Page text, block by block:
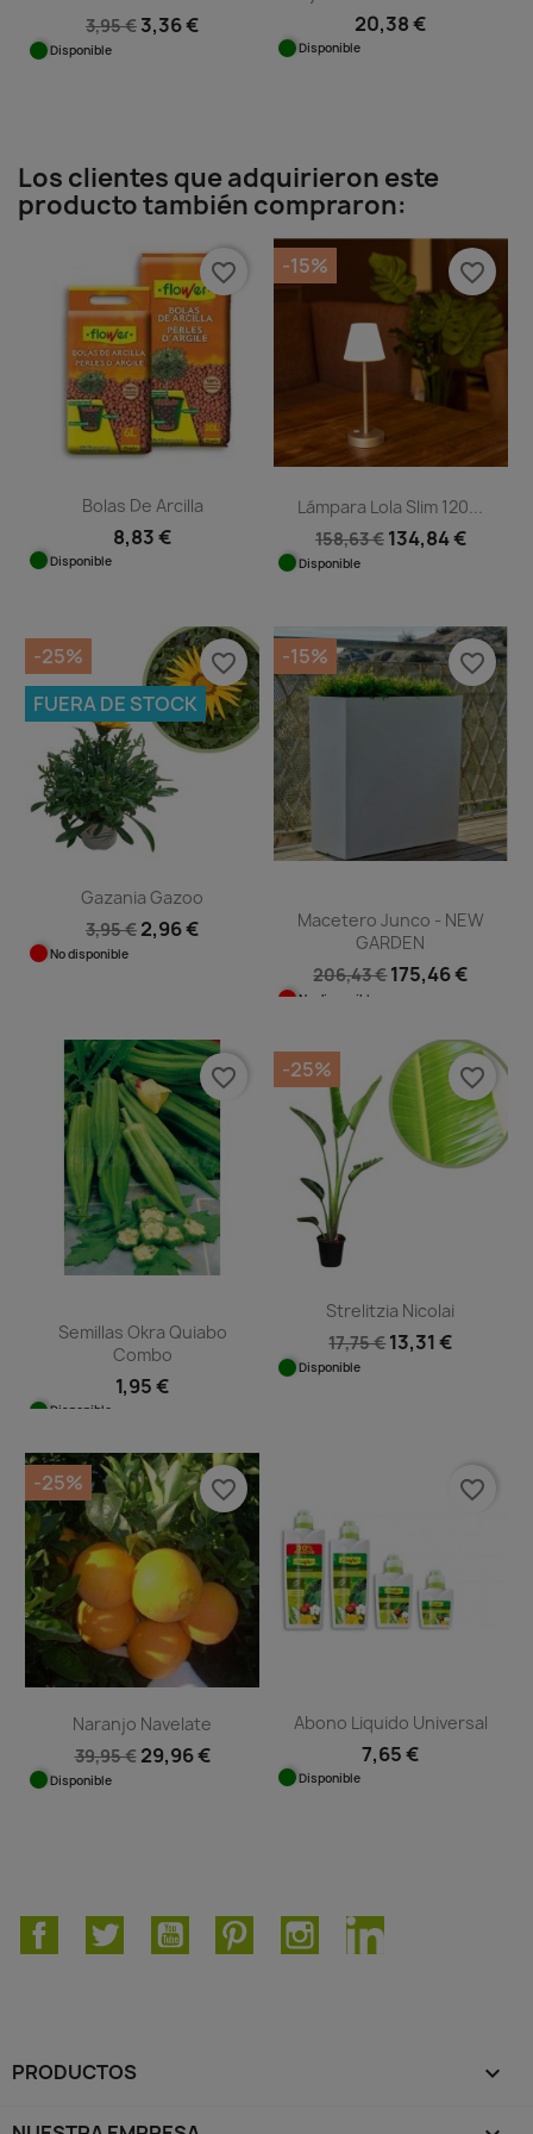
3,95 € 3,36 €
Disponible
20,38 €
Disponible
Los clientes que adquirieron este
producto también compraron:
Bolas De Arcilla
8,83 €
Disponible
favorite_border
Lámpara Lola Slim 120...
158,63 € 134,84 €
Disponible
-15% favorite_border
Gazania Gazoo
3,95 € 2,96 €
No disponible
-25%
FUERA DE STOCK
favorite_border
Macetero Junco - NEW
GARDEN
206,43 €175,46 €
No disponible
-15% favorite_border
Semillas Okra Quiabo
Combo
1,95 €
Disponible
favorite_border
Strelitzia Nicolai
17,75 €13,31 €
Disponible
-25% favorite_border
Naranjo Navelate
39,95 € 29,96 €
Disponible
-25% favorite_border
Abono Liquido Universal
7,65 €
Disponible
favorite_border
FacebookTwitter YouTube PinterestInstagramLinkedIn
PRODUCTOS 